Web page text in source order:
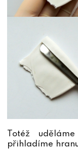
Totéž
přihladíme